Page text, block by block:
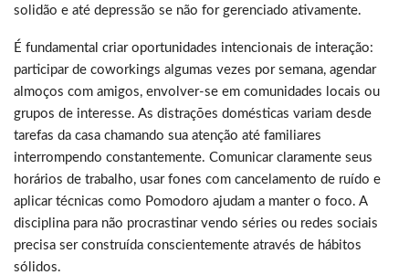
solidão e até depressão se não for gerenciado ativamente.
É fundamental criar oportunidades intencionais de interação:
participar de coworkings algumas vezes por semana, agendar
almoços com amigos, envolver-se em comunidades locais ou
grupos de interesse. As distrações domésticas variam desde
tarefas da casa chamando sua atenção até familiares
interrompendo constantemente. Comunicar claramente seus
horários de trabalho, usar fones com cancelamento de ruído e
aplicar técnicas como Pomodoro ajudam a manter o foco. A
disciplina para não procrastinar vendo séries ou redes sociais
precisa ser construída conscientemente através de hábitos
sólidos.